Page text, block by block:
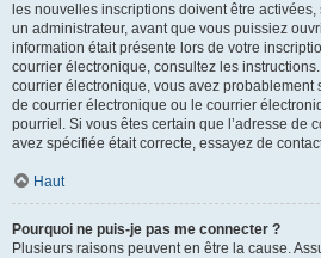
les nouvelles inscriptions doivent être
un administrateur, avant que vous puissiez
information était présente lors de votre
courrier électronique, consultez les
courrier électronique, vous avez probablement
de courrier électronique ou le courrier
pourriel. Si vous êtes certain que l’adresse de
avez spécifiée était correcte, essayez de
Haut
Pourquoi ne puis-je pas me connecter ?
Plusieurs raisons peuvent en être la cause.